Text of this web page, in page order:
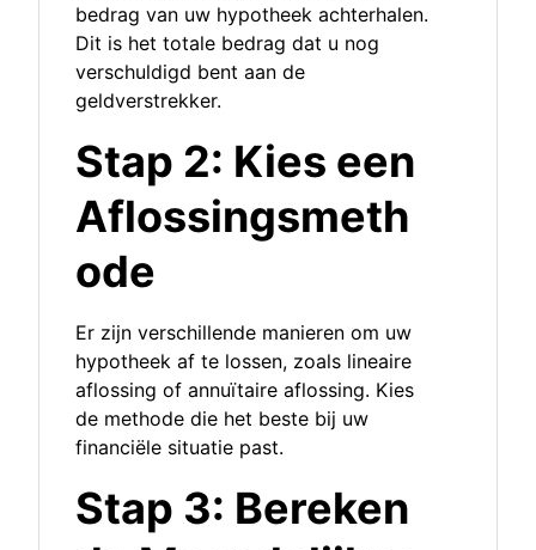
bedrag van uw hypotheek achterhalen.
Dit is het totale bedrag dat u nog
verschuldigd bent aan de
geldverstrekker.
Stap 2: Kies een
Aflossingsmeth
ode
Er zijn verschillende manieren om uw
hypotheek af te lossen, zoals lineaire
aflossing of annuïtaire aflossing. Kies
de methode die het beste bij uw
financiële situatie past.
Stap 3: Bereken